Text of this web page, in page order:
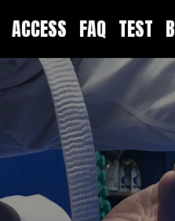
ACCESS FAQ TEST